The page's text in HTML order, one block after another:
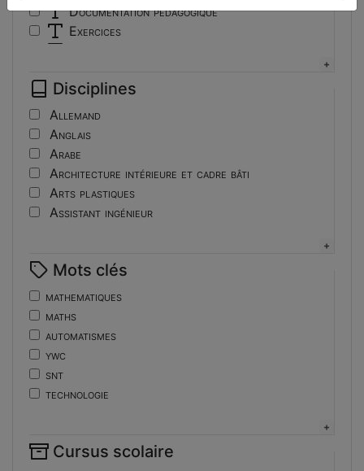
Documentation pédagogique
Exercices
Travaux d'élèves/étudiants
Tutoriel
Disciplines
Allemand
Anglais
Arabe
Architecture intérieure et cadre bâti
Arts plastiques
Assistant ingénieur
Boulangerie
Braille
Bureautique
Céramique industrielle
Chinois
Cinéma et photographie
Coiffure
Construction et réparation en carrosserie
Mots clés
mathematiques
maths
automatismes
ywc
snt
technologie
fonctions-lp
Cursus scolaire